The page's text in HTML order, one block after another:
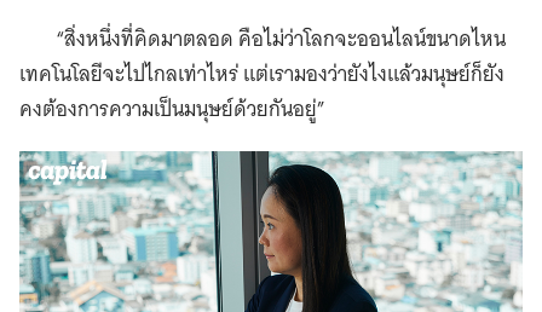
“สิ่งหนึ่งที่คิดมาตลอด คือไม่ว่าโลกจะออนไลน์ขนาดไหน
เทคโนโลยีจะไปไกลเท่าไหร่ แต่เรามองว่ายังไงแล้วมนุษย์ก็ยัง
คงต้องการความเป็นมนุษย์ด้วยกันอยู่”